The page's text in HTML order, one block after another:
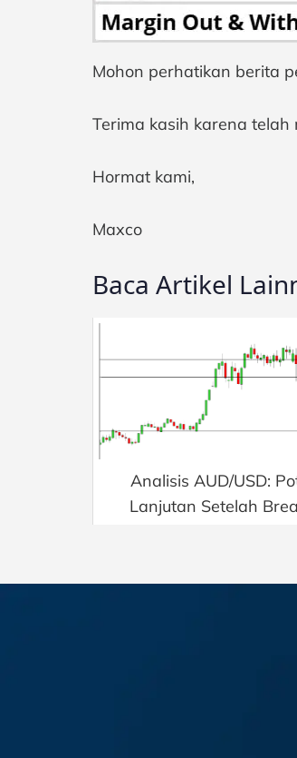
Mohon perhatikan berita
Terima kasih karena
Hormat kami,
Maxco
Baca Artikel
Analisis AUD/USD:
Lanjutan Setelah